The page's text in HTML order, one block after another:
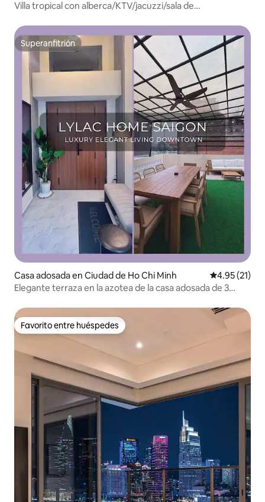
Villa tropical con alberca/KTV/jacuzzi/sala de
Superanfitrión
Superanfitrión
Casa adosada en Ciudad de Ho Chi Minh Calificación
4.95 (21)
Elegante terraza en la azotea de la casa adosada de 3
Favorito entre huéspedes
Favorito entre huéspedes